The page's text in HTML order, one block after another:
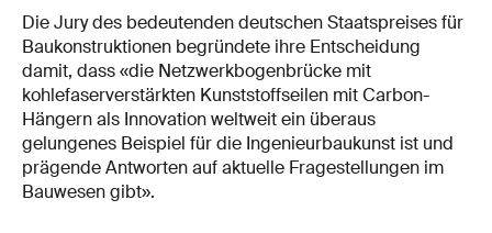
Die Jury des bedeutenden deutschen Staatspreises für
Baukonstruktionen begründete ihre Entscheidung
damit, dass «die Netzwerkbogenbrücke mit
kohlefaserverstärkten Kunststoffseilen mit Carbon-
Hängern als Innovation weltweit ein überaus
gelungenes Beispiel für die Ingenieurbaukunst ist und
prägende Antworten auf aktuelle Fragestellungen im
Bauwesen gibt».